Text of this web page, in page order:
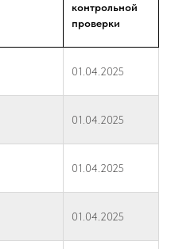
контрольной
проверки
01.04.2025
01.04.2025
01.04.2025
01.04.2025